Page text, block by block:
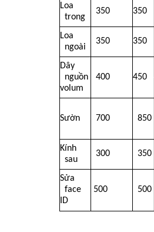
Loa
trong
350 350
Loa
ngoài
350 350
Dây
nguồn
volum
400 450
Sườn 700 850
Kính
sau
300 350
Sửa
face
ID
500 500